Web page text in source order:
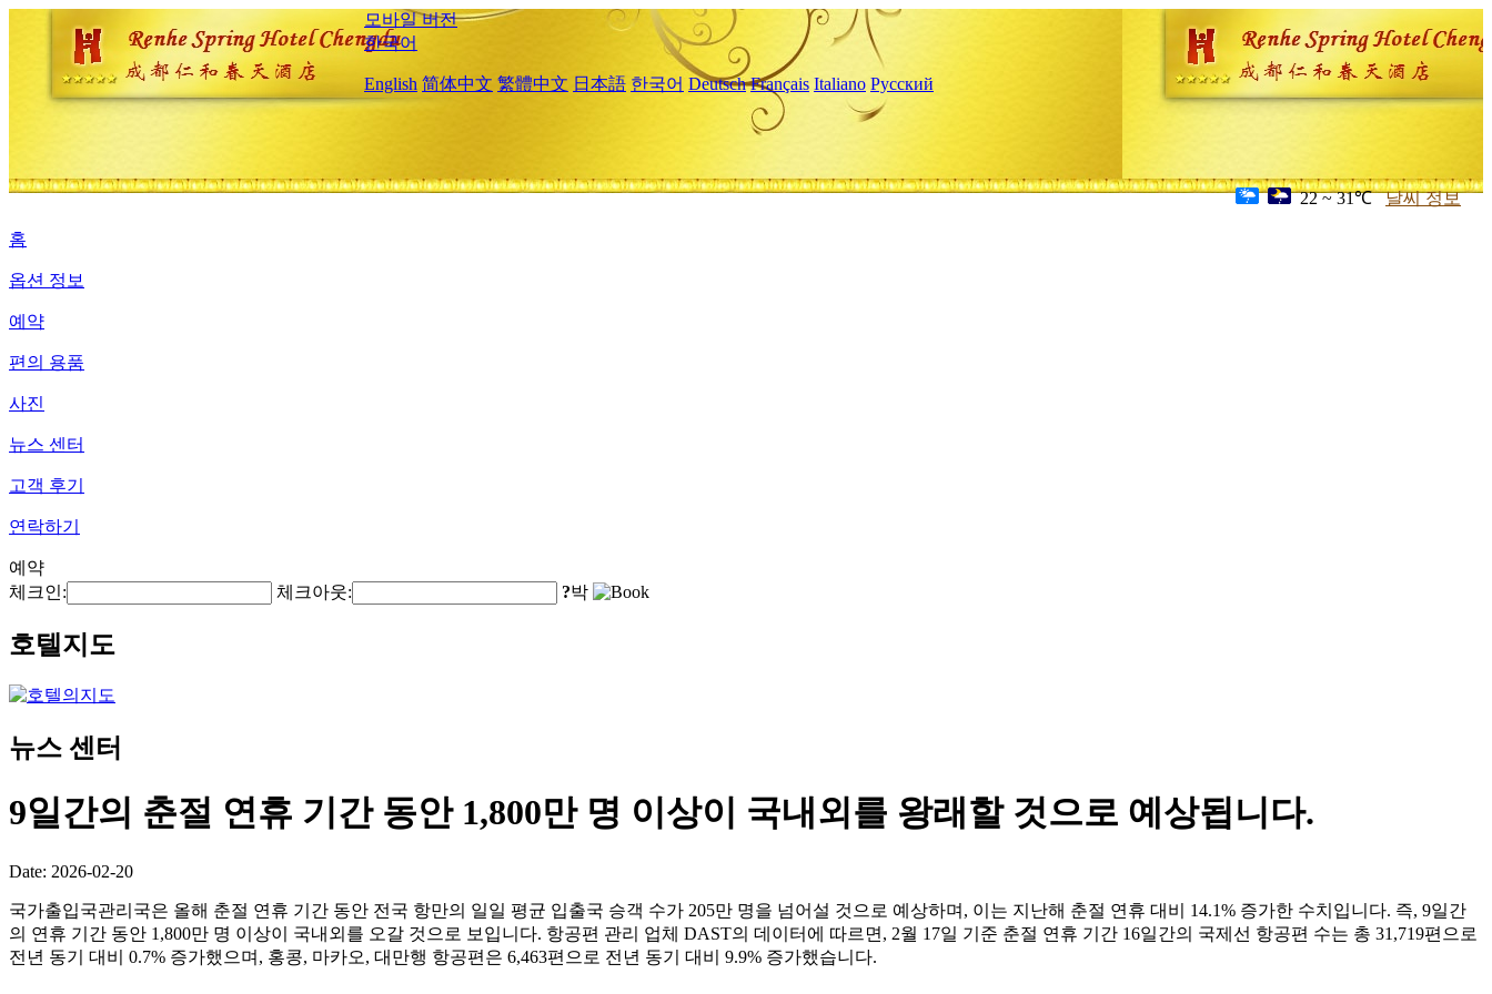
모바일 버전
한국어
English 简体中文 繁體中文 日本語 한국어 Deutsch Français Italiano Русский
22 ~ 31℃ 날씨 정보
홈
옵션 정보
예약
편의 용품
사진
뉴스 센터
고객 후기
연락하기
예약
체크인:
체크아웃: ?박
호텔지도
뉴스 센터
9일간의 춘절 연휴 기간 동안 1,800만 명 이상이 국내외를 왕래할 것으로 예상됩니다.
Date: 2026-02-20
국가출입국관리국은 올해 춘절 연휴 기간 동안 전국 항만의 일일 평균 입출국 승객 수가 205만 명을 넘어설 것으로 예상하며, 이는 지난해 춘절 연휴 대비 14.1% 증가한 수치입니다. 즉, 9일간
의 연휴 기간 동안 1,800만 명 이상이 국내외를 오갈 것으로 보입니다. 항공편 관리 업체 DAST의 데이터에 따르면, 2월 17일 기준 춘절 연휴 기간 16일간의 국제선 항공편 수는 총 31,719편으로
전년 동기 대비 0.7% 증가했으며, 홍콩, 마카오, 대만행 항공편은 6,463편으로 전년 동기 대비 9.9% 증가했습니다.